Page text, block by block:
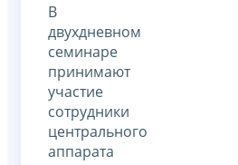
В
двухдневном
семинаре
принимают
участие
сотрудники
центрального
аппарата